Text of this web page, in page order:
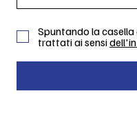
Spuntando la
trattati ai sensi